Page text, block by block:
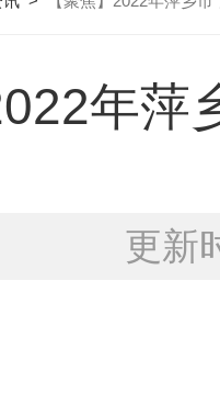
年
更新